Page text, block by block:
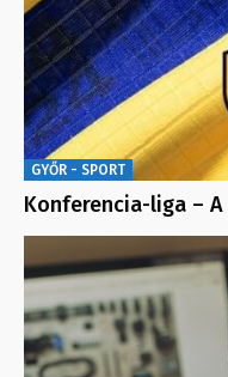
GYŐR - SPORT
Konferencia-liga –